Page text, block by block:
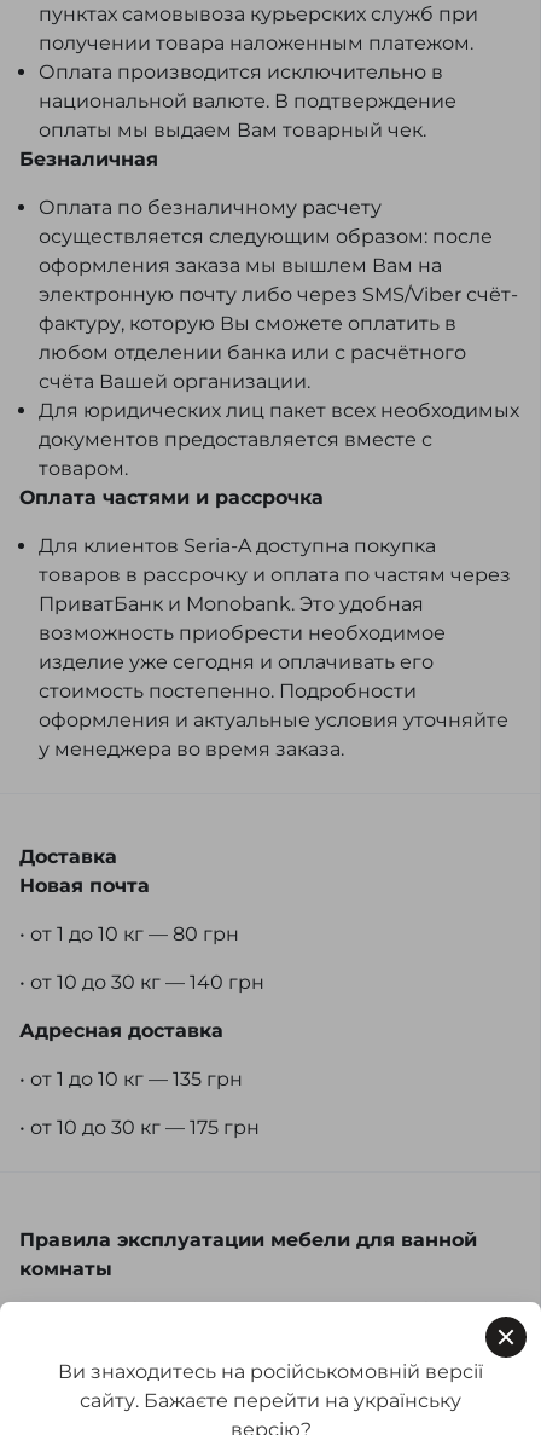
пунктах самовывоза курьерских служб при
получении товара наложенным платежом.
Оплата производится исключительно в
национальной валюте. В подтверждение
оплаты мы выдаем Вам товарный чек.
Безналичная
Оплата по безналичному расчету
осуществляется следующим образом: после
оформления заказа мы вышлем Вам на
электронную почту либо через SMS/Viber счёт-
фактуру, которую Вы сможете оплатить в
любом отделении банка или с расчётного
счёта Вашей организации.
Для юридических лиц пакет всех необходимых
документов предоставляется вместе с
товаром.
Оплата частями и рассрочка
Для клиентов Seria-A доступна покупка
товаров в рассрочку и оплата по частям через
ПриватБанк и Monobank. Это удобная
возможность приобрести необходимое
изделие уже сегодня и оплачивать его
стоимость постепенно. Подробности
оформления и актуальные условия уточняйте
у менеджера во время заказа.
Доставка
Новая почта
• от 1 до 10 кг — 80 грн
• от 10 до 30 кг — 140 грн
Адресная доставка
• от 1 до 10 кг — 135 грн
• от 10 до 30 кг — 175 грн
Правила эксплуатации мебели для ванной
комнаты
влажности и частых перепадов температур.
Ниже приведены несколько рекомендаций:
Ви знаходитесь на російськомовній версії
сайту. Бажаєте перейти на українську
версію?